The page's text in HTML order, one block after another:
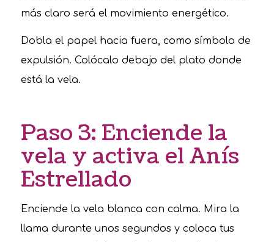
más claro será el movimiento energético.
Dobla el papel hacia fuera, como símbolo de
expulsión. Colócalo debajo del plato donde
está la vela.
Paso 3: Enciende la
vela y activa el Anís
Estrellado
Enciende la vela blanca con calma. Mira la
llama durante unos segundos y coloca tus